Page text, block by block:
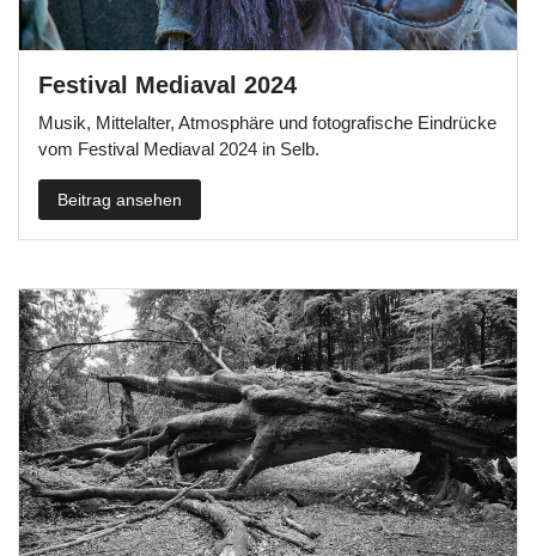
Festival Mediaval 2024
Musik, Mittelalter, Atmosphäre und fotografische Eindrücke
vom Festival Mediaval 2024 in Selb.
Beitrag ansehen